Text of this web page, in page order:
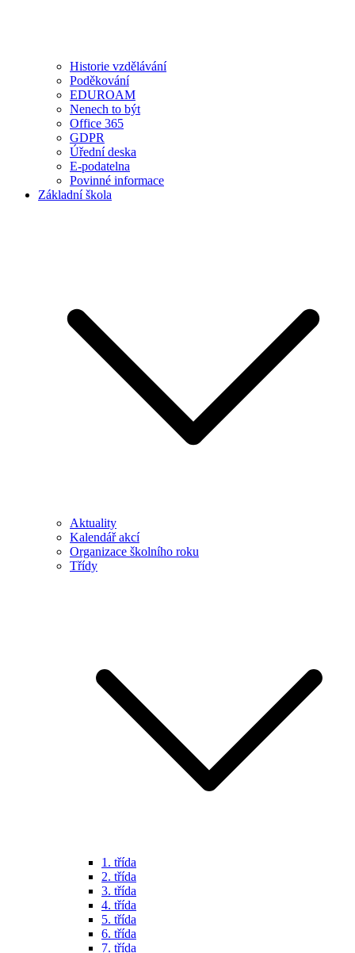
Historie vzdělávání
Poděkování
EDUROAM
Nenech to být
Office 365
GDPR
Úřední deska
E-podatelna
Povinné informace
Základní škola
Aktuality
Kalendář akcí
Organizace školního roku
Třídy
1. třída
2. třída
3. třída
4. třída
5. třída
6. třída
7. třída